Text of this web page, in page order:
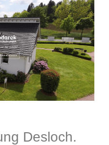
Desloch.